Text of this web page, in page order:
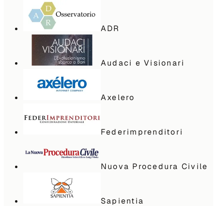
ADR
Audaci e Visionari
Axelero
Federimprenditori
Nuova Procedura Civile
Sapientia